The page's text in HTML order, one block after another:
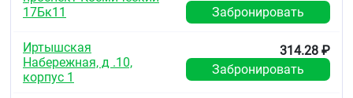
Легкая
50-79
17Бк11
Забронировать
Иртышская
Набережная, д .10,
корпус 1
314.28 ₽
Забронировать